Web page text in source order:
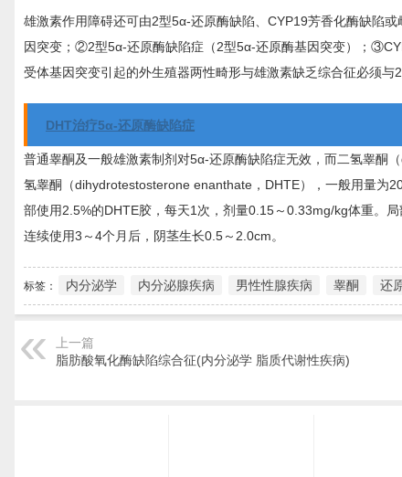
雄激素作用障碍还可由2型5α-还原酶缺陷、CYP19芳香化酶缺陷
因突变；②2型5α-还原酶缺陷症（2型5α-还原酶基因突变）；
受体基因突变引起的外生殖器两性畸形与雄激素缺乏综合征必须与
DHT治疗5α-还原酶缺陷症
普通睾酮及一般雄激素制剂对5α-还原酶缺陷症无效，而二氢睾酮
氢睾酮（dihydrotestosterone enanthate，DHTE），一般用量为
部使用2.5%的DHTE胶，每天1次，剂量0.15～0.33mg/kg体重。
连续使用3～4个月后，阴茎生长0.5～2.0cm。
标签： 内分泌学 内分泌腺疾病 男性性腺疾病 睾酮 还
上一篇
脂肪酸氧化酶缺陷综合征(内分泌学 脂质代谢性疾病)